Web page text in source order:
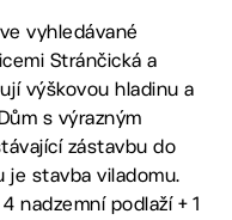
vyhledávané
Stránčická a
výškovou hladinu a
s výrazným
zástavbu do
je stavba viladomu.
nadzemní podlaží + 1